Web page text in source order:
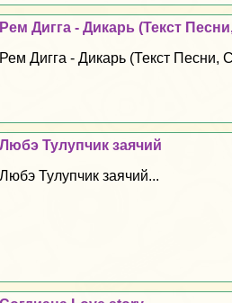
Рем Дигга - Дикарь (Текст
Рем Дигга - Дикарь (Текст Песни,
Любэ Тулупчик заячий
Любэ Тулупчик заячий...